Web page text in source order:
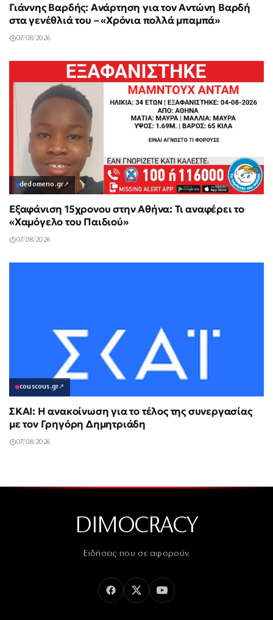
Γιάννης Βαρδής: Ανάρτηση για τον Αντώνη Βαρδή
στα γενέθλιά του – «Χρόνια πολλά μπαμπά»
07/08/2026
dedomeno.gr↗
Εξαφάνιση 15χρονου στην Αθήνα: Τι αναφέρει το
«Χαμόγελο του Παιδιού»
07/08/2026
couscous.gr↗
ΣΚΑΙ: Η ανακοίνωση για το τέλος της συνεργασίας
με τον Γρηγόρη Δημητριάδη
07/08/2026
DIMOCRACY
Ειδήσεις που σε αφορούν.